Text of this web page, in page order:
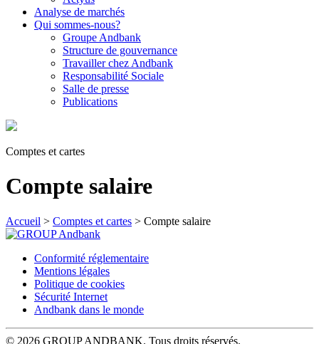
Analyse de marchés
Qui sommes-nous?
Groupe Andbank
Structure de gouvernance
Travailler chez Andbank
Responsabilité Sociale
Salle de presse
Publications
Comptes et cartes
Compte salaire
Accueil > Comptes et cartes > Compte salaire
Conformité réglementaire
Mentions légales
Politique de cookies
Sécurité Internet
Andbank dans le monde
© 2026 GROUP ANDBANK. Tous droits réservés.